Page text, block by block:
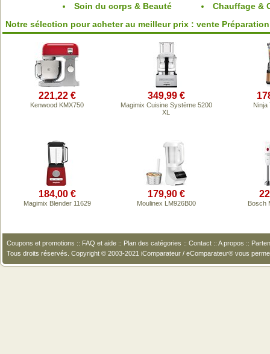
Soin du corps & Beauté
Chauffage &
Notre sélection pour acheter au meilleur prix : vente
221,22 €
Kenwood KMX750
349,99 €
Magimix Cuisine Système 5200
XL
Ninja
184,00 €
Magimix Blender 11629
179,90 €
Moulinex LM926B00 Bosch
Coupons et promotions :: FAQ et aide :: Plan des catégories :: Contact :: A propos ::
Tous droits réservés. Copyright © 2003-2021 iComparateur / eComparateur® vous